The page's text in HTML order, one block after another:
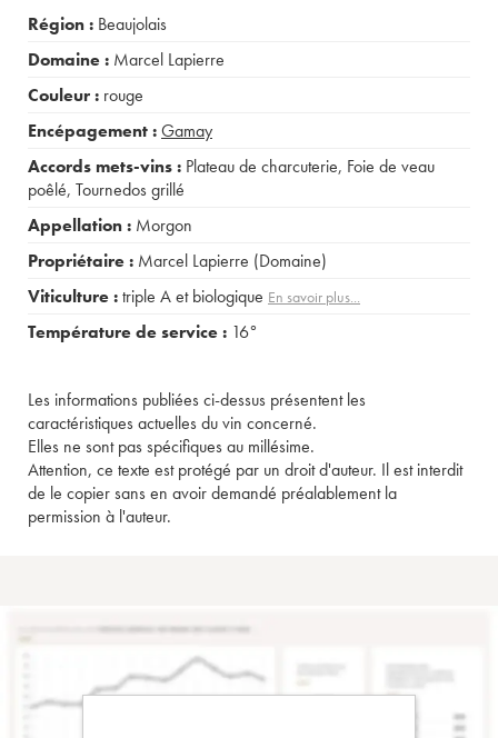
Région : Beaujolais
Domaine : Marcel Lapierre
Couleur : rouge
Encépagement :Gamay
Accords mets-vins : Plateau de charcuterie, Foie de veau
poêlé, Tournedos grillé
Appellation : Morgon
Propriétaire : Marcel Lapierre (Domaine)
Viticulture :triple A et biologique En savoir plus...
Température de service : 16°
Les informations publiées ci-dessus présentent les
caractéristiques actuelles du vin concerné.
Elles ne sont pas spécifiques au millésime.
Attention, ce texte est protégé par un droit d'auteur. Il est interdit
de le copier sans en avoir demandé préalablement la
permission à l'auteur.